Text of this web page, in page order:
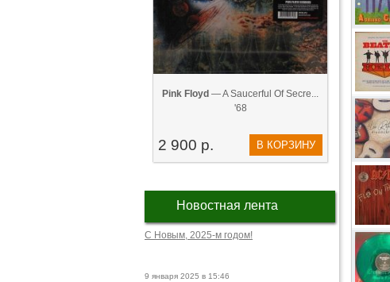
Pink Floyd — A Saucerful Of Secre...
'68
2 900 р. В КОРЗИНУ
Новостная лента
С Новым, 2025-м годом!
9 января 2025 в 15:46